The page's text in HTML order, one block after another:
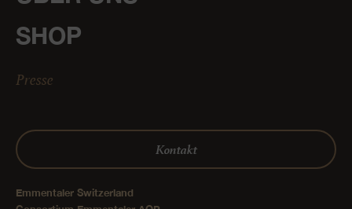
SHOP
Presse
Kontakt
Emmentaler Switzerland